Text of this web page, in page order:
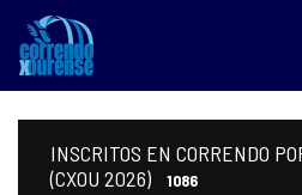
INSCRITOS EN CORRENDO
(CXOU 2026)
1086